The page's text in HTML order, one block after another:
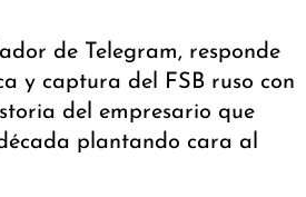
de Telegram, responde
y captura del FSB ruso con
del empresario que
plantando cara al